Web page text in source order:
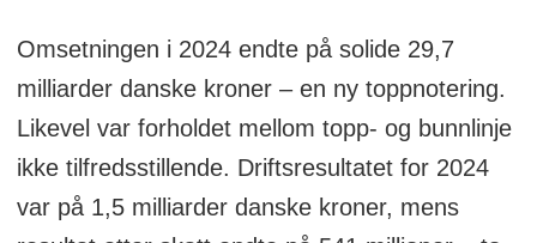
Omsetningen i 2024 endte på solide 29,7
milliarder danske kroner – en ny toppnotering.
Likevel var forholdet mellom topp- og bunnlinje
ikke tilfredsstillende. Driftsresultatet for 2024
var på 1,5 milliarder danske kroner, mens